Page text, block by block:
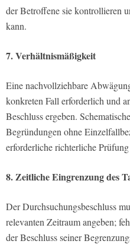
der Betroffene sie kontrollieren
kann.
7. Verhältnismäßigkeit
Eine nachvollziehbare
konkreten Fall erforderlich und
Beschluss ergeben.
Begründungen ohne
erforderliche richterliche
8. Zeitliche Eingrenzung des
Der Durchsuchungsbeschluss
relevanten Zeitraum angeben;
der Beschluss seiner